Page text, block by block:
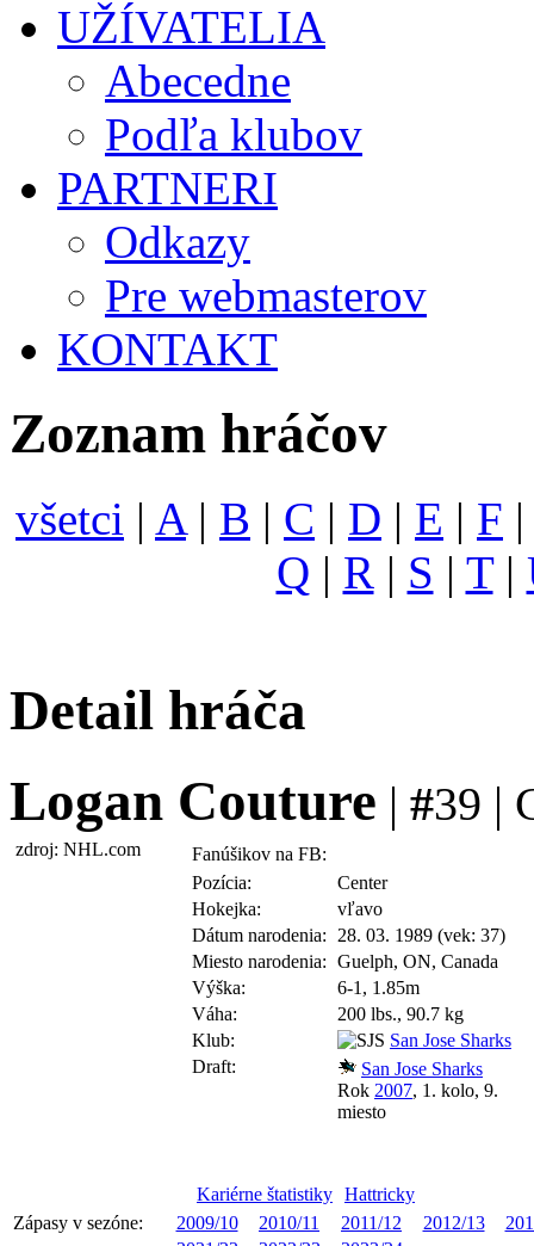
UŽÍVATELIA
Abecedne
Podľa klubov
PARTNERI
Odkazy
Pre webmasterov
KONTAKT
Zoznam hráčov
všetci | A| B | C | D | E | F
Q | R| S | T|
Detail hráča
Logan Couture | #39 |
zdroj: NHL.com
Fanúšikov na FB:
Pozícia:
Center
Hokejka:
vľavo
Dátum narodenia:
28. 03. 1989 (vek: 37)
Miesto narodenia: Guelph, ON, Canada
Výška:
6-1, 1.85m
Váha:
200 lbs., 90.7 kg
Klub:
San Jose Sharks
Draft:
San Jose Sharks
Rok 2007, 1. kolo, 9.
miesto
Kariérne štatistiky Hattricky
Zápasy v sezóne:
2009/10 2010/11 2011/12 2012/13